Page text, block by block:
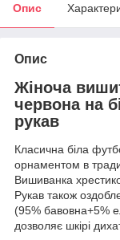
Опис
Опис
Жіноча
червона на
рукав
Класична біла
орнаментом в
Вишиванка
Рукав також
(95% бавовна+5%
дозволяє шкірі